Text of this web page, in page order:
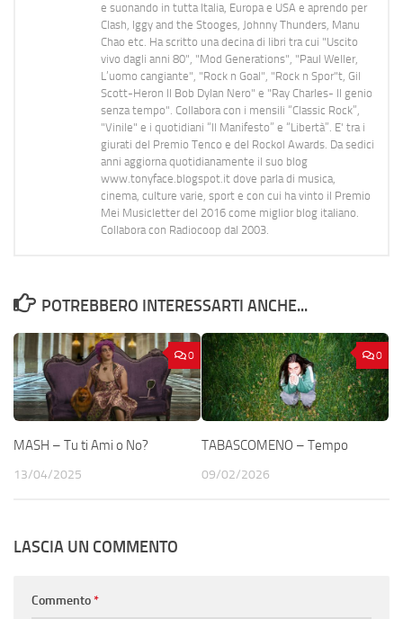
e suonando in tutta Italia, Europa e USA e aprendo per
Clash, Iggy and the Stooges, Johnny Thunders, Manu
Chao etc. Ha scritto una decina di libri tra cui "Uscito
vivo dagli anni 80", "Mod Generations", "Paul Weller,
L’uomo cangiante", "Rock n Goal", "Rock n Spor"t, Gil
Scott-Heron Il Bob Dylan Nero" e "Ray Charles- Il genio
senza tempo". Collabora con i mensili “Classic Rock”,
"Vinile" e i quotidiani “Il Manifesto” e “Libertà”. E' tra i
giurati del Premio Tenco e del Rockol Awards. Da sedici
anni aggiorna quotidianamente il suo blog
www.tonyface.blogspot.it dove parla di musica,
cinema, culture varie, sport e con cui ha vinto il Premio
Mei Musicletter del 2016 come miglior blog italiano.
Collabora con Radiocoop dal 2003.
POTREBBERO INTERESSARTI ANCHE...
0
MASH – Tu ti Ami o No?
13/04/2025
0
TABASCOMENO – Tempo
09/02/2026
LASCIA UN COMMENTO
Commento*